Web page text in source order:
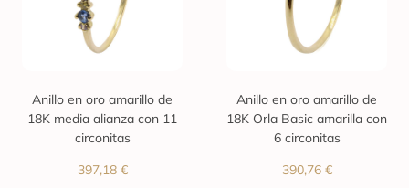
Anillo en oro amarillo de
18K media alianza con 11
circonitas
397,18 €
Anillo en oro amarillo de
18K Orla Basic amarilla con
6 circonitas
390,76 €